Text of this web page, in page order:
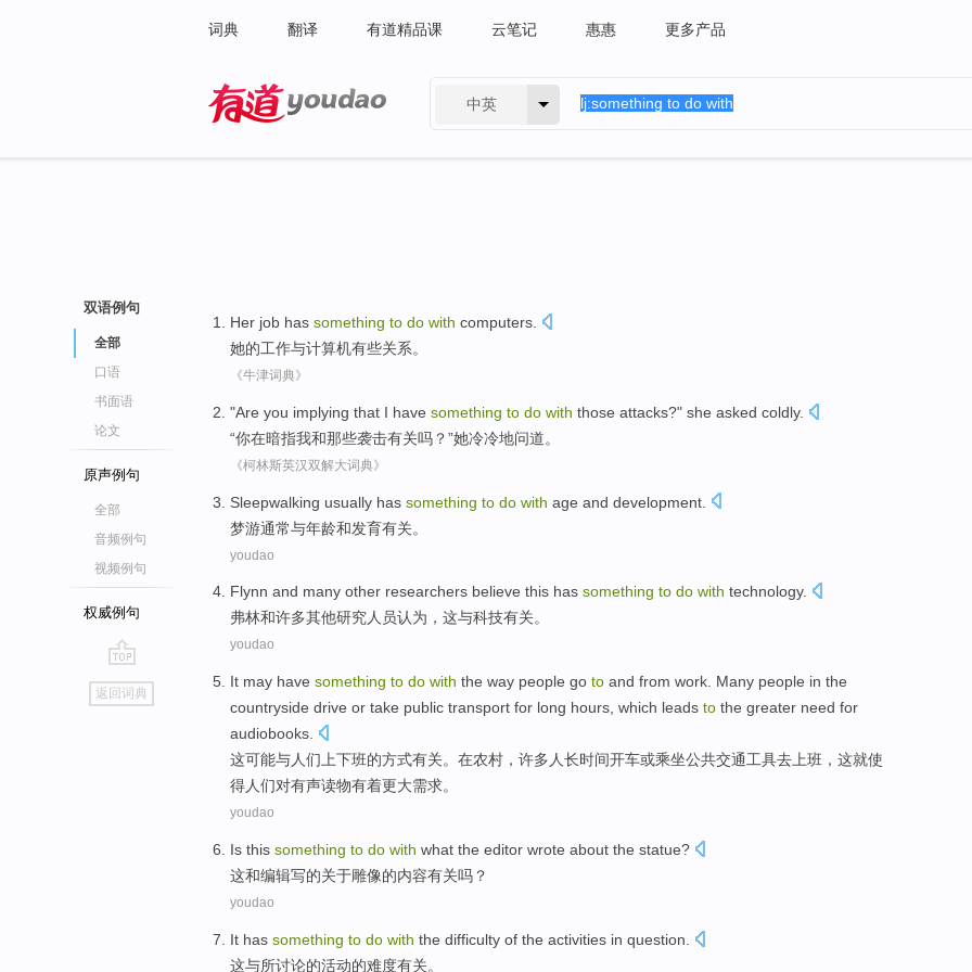
词典 翻译 有道精品课 云笔记 惠惠 更多产品
中英
双语例句
全部
口语
书面语
论文
原声例句
全部
音频例句
视频例句
权威例句
go
top
返回词典
Her job has something to do with computers
她的工作与计算机有些关系。
《牛津词典》
"Are you implying that I have something to do with those attacks?" she asked coldly.
“你在暗指我和那些袭击有关吗？”她冷冷地问道。
《柯林斯英汉双解大词典》
Sleepwalking usually has something to do with age and development.
梦游通常与年龄和发育有关。
youdao
Flynn and many other researchers believe this has something to do with technology.
弗林和许多其他研究人员认为，这与科技有关。
youdao
It may have something to do with the way people go to and from work. Many people in the
countryside drive or take public transport for long hours, which leads to the greater need for
audiobooks.
这可能与人们上下班的方式有关。在农村，许多人长时间开车或乘坐公共交通工具去上班，这就使
得人们对有声读物有着更大需求。
youdao
Is this something to do with what the editor wrote about the statue?
这和编辑写的关于雕像的内容有关吗？
youdao
It has something to do with the difficulty of the activities in question
这与所讨论的活动的难度有关。